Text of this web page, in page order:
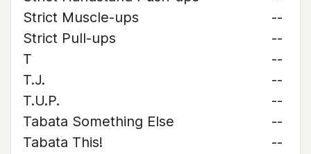
Strict Muscle-ups
--
Strict Pull-ups
--
T
--
T.J.
--
T.U.P.
--
Tabata Something Else
--
Tabata This!
--